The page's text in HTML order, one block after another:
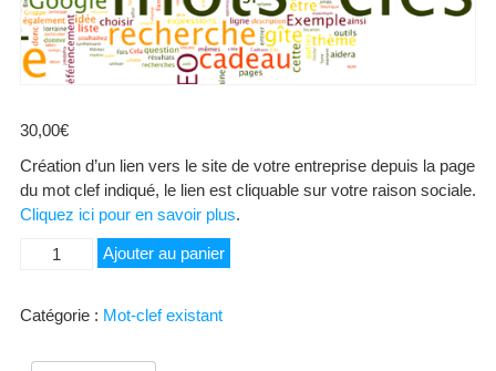
30,00€
Création d’un lien vers le site de votre entreprise depuis la page
du mot clef indiqué, le lien est cliquable sur votre raison sociale.
Cliquez ici pour en savoir plus.
quantité
de
Ajouter au panier
Catégorie : Mot-clef existant